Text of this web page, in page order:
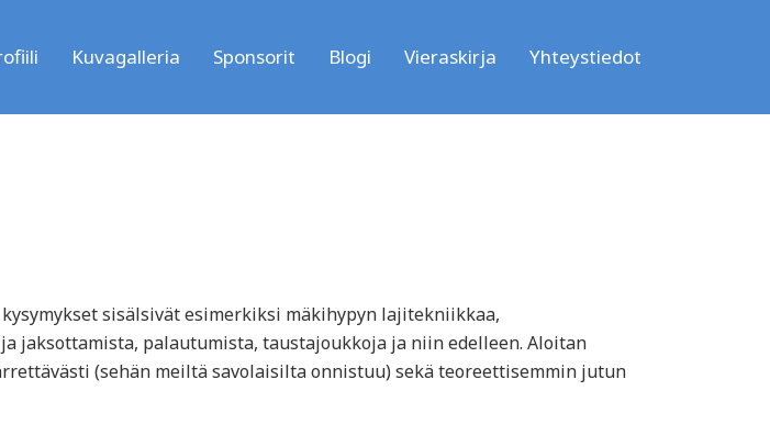
Kuvagalleria Sponsorit Blogi Vieraskirja Yhteystiedot
sisälsivät esimerkiksi mäkihypyn lajitekniikkaa,
jaksottamista, palautumista, taustajoukkoja ja niin edelleen. Aloitan
(sehän meiltä savolaisilta onnistuu) sekä teoreettisemmin jutun